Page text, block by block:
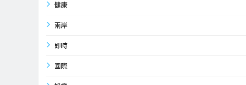
健康
兩岸
即時
國際